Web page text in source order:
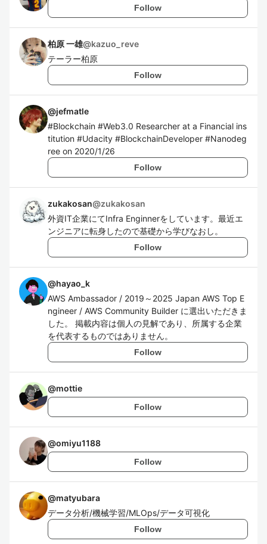
Follow
柏原 一雄@kazuo_reve
テーラー柏原
Follow
@jefmatle
#Blockchain #Web3.0 Researcher at a Financial ins
titution #Udacity #BlockchainDeveloper #Nanodeg
ree on 2020/1/26
Follow
zukakosan@zukakosan
外資IT企業にてInfra Enginnerをしています。最近エ
ンジニアに転身したので基礎から学びなおし。
Follow
@hayao_k
AWS Ambassador / 2019～2025 Japan AWS Top E
ngineer / AWS Community Builder に選出いただきま
した。 掲載内容は個人の見解であり、所属する企業
を代表するものではありません。
Follow
@mottie
Follow
@omiyu1188
Follow
@matyubara
データ分析/機械学習/MLOps/データ可視化
Follow